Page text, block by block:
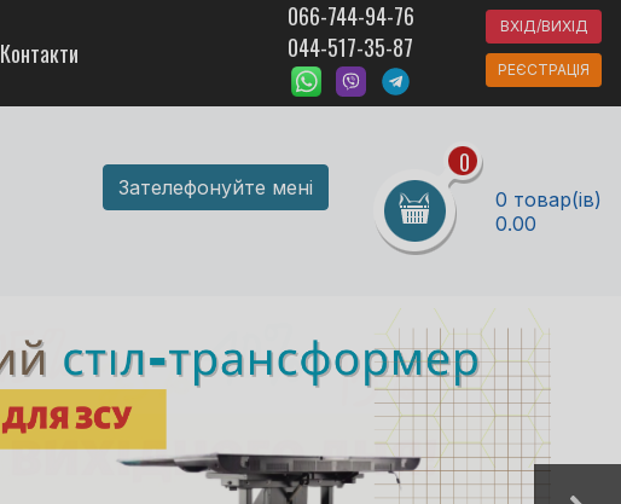
Контакти
066-744-94-76
044-517-35-87
ВХІД/ВИХІД
РЕЄСТРАЦІЯ
Зателефонуйте мені
0
0 товар(ів)
0.00